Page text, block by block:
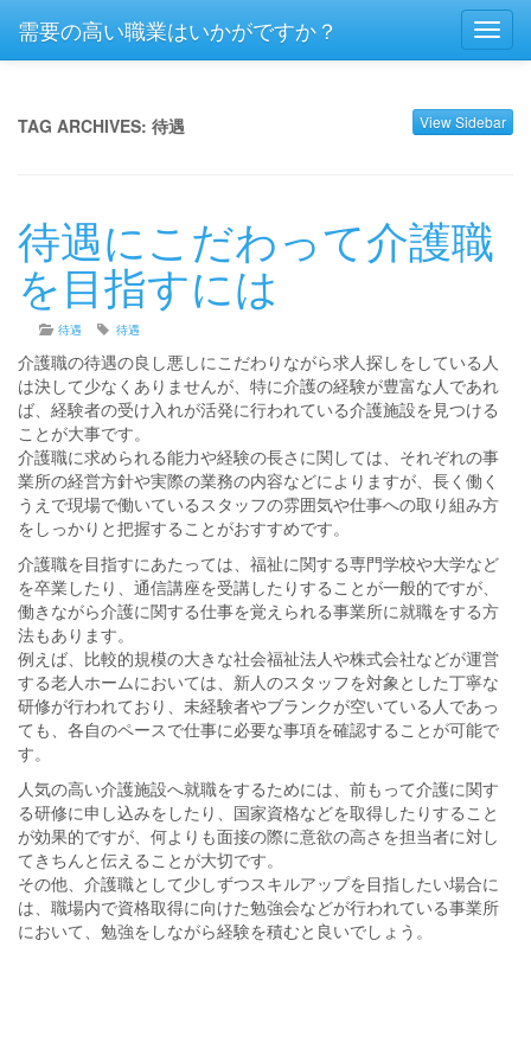
需要の高い職業はいかがですか？
View Sidebar
TAG ARCHIVES: 待遇
待遇にこだわって介護職
を目指すには
待遇 待遇
介護職の待遇の良し悪しにこだわりながら求人探しをしている人
は決して少なくありませんが、特に介護の経験が豊富な人であれ
ば、経験者の受け入れが活発に行われている介護施設を見つける
ことが大事です。
介護職に求められる能力や経験の長さに関しては、それぞれの事
業所の経営方針や実際の業務の内容などによりますが、長く働く
うえで現場で働いているスタッフの雰囲気や仕事への取り組み方
をしっかりと把握することがおすすめです。
介護職を目指すにあたっては、福祉に関する専門学校や大学など
を卒業したり、通信講座を受講したりすることが一般的ですが、
働きながら介護に関する仕事を覚えられる事業所に就職をする方
法もあります。
例えば、比較的規模の大きな社会福祉法人や株式会社などが運営
する老人ホームにおいては、新人のスタッフを対象とした丁寧な
研修が行われており、未経験者やブランクが空いている人であっ
ても、各自のペースで仕事に必要な事項を確認することが可能で
す。
人気の高い介護施設へ就職をするためには、前もって介護に関す
る研修に申し込みをしたり、国家資格などを取得したりすること
が効果的ですが、何よりも面接の際に意欲の高さを担当者に対し
てきちんと伝えることが大切です。
その他、介護職として少しずつスキルアップを目指したい場合に
は、職場内で資格取得に向けた勉強会などが行われている事業所
において、勉強をしながら経験を積むと良いでしょう。